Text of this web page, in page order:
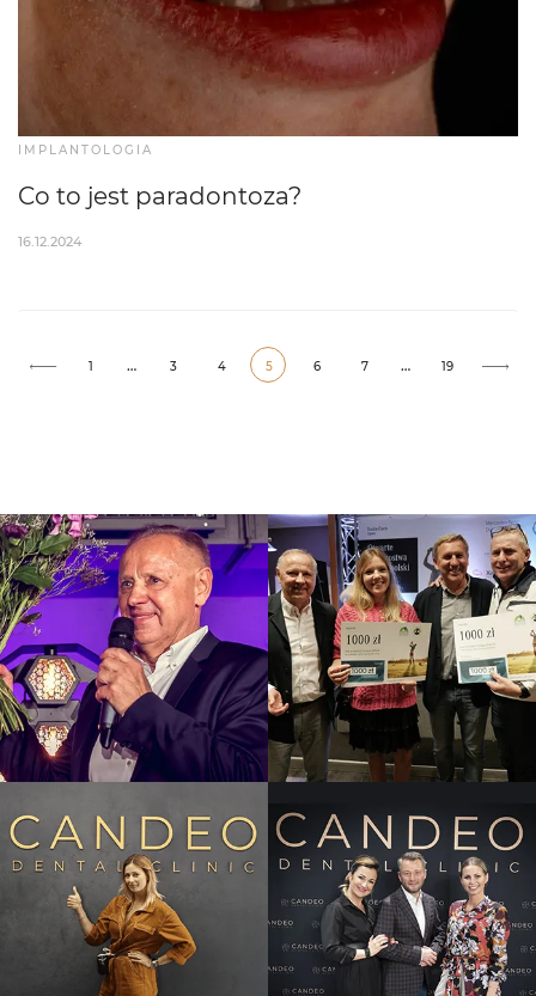
IMPLANTOLOGIA
Co to jest paradontoza?
16.12.2024
1 … 3 4 5 6 7 … 19